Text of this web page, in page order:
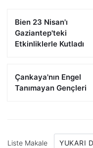
Bien 23 Nisan'ı
Gaziantep'teki
Etkinliklerle Kutladı
Çankaya'nın Engel
Tanımayan Gençleri
Liste Makale YUKARI